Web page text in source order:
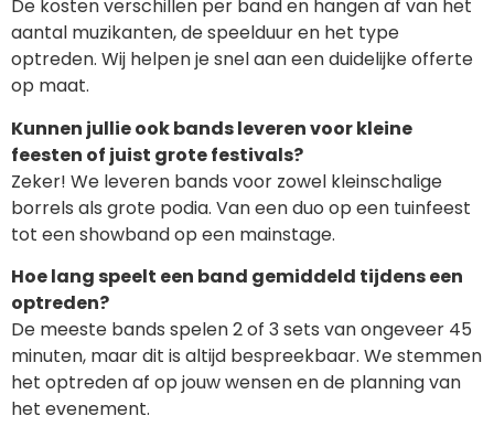
De kosten verschillen per band en hangen af van het
aantal muzikanten, de speelduur en het type
optreden. Wij helpen je snel aan een duidelijke offerte
op maat.
Kunnen jullie ook bands leveren voor kleine
feesten of juist grote festivals?
Zeker! We leveren bands voor zowel kleinschalige
borrels als grote podia. Van een duo op een tuinfeest
tot een showband op een mainstage.
Hoe lang speelt een band gemiddeld tijdens een
optreden?
De meeste bands spelen 2 of 3 sets van ongeveer 45
minuten, maar dit is altijd bespreekbaar. We stemmen
het optreden af op jouw wensen en de planning van
het evenement.